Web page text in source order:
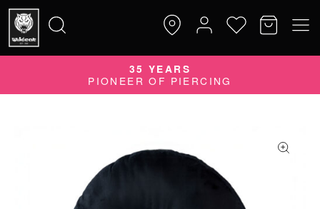
QUALITY DOES MATTER
QUALITÄTSPRODUKTE MADE IN GERMANY